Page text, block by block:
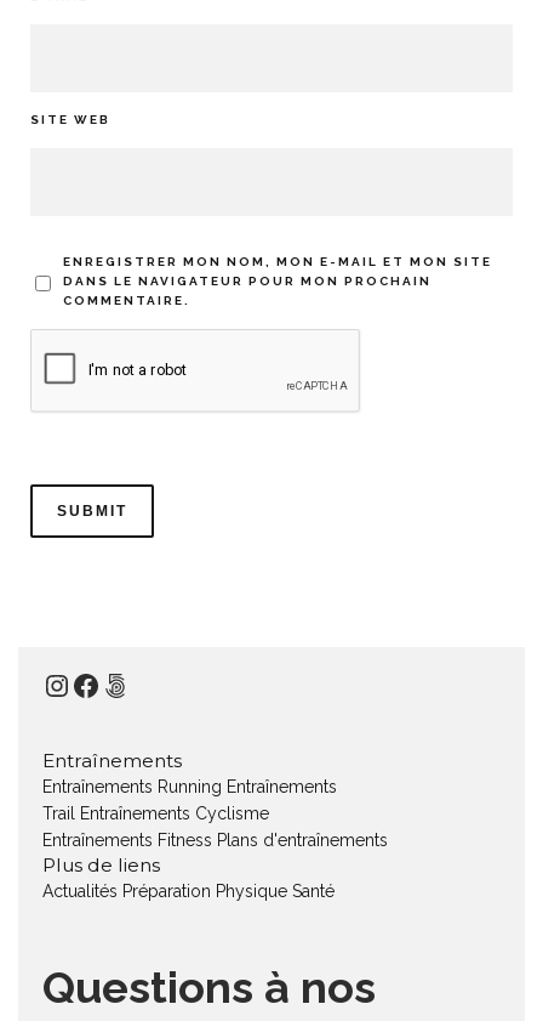
SITE WEB
ENREGISTRER MON NOM, MON E-MAIL ET MON SITE
DANS LE NAVIGATEUR POUR MON PROCHAIN
COMMENTAIRE.
Instagram
Facebook
500px
Entraînements
Entraînements Running Entraînements
Trail
Entraînements Cyclisme
Entraînements Fitness Plans d'entraînements
Plus de liens
Actualités Préparation Physique Santé
Questions à nos